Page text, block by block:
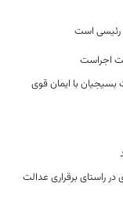
رئیسی است
بسیجیان با ایمان قوی
راستای برقراری عدالت